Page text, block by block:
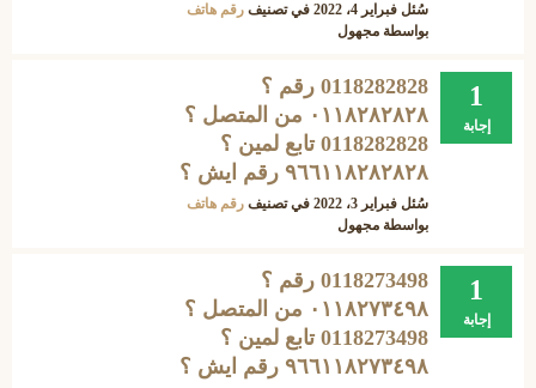
سُئل فبراير 4، 2022 في تصنيف رقم هاتف
بواسطة مجهول
1
إجابة
0118282828 رقم ؟
۰۱۱۸۲۸۲۸۲۸ من المتصل ؟
0118282828 تابع لمين ؟
۹٦٦۱۱۸۲۸۲۸۲۸ رقم ايش ؟
سُئل فبراير 3، 2022 في تصنيف رقم هاتف
بواسطة مجهول
1
إجابة
0118273498 رقم ؟
۰۱۱۸۲٧۳٤۹۸ من المتصل ؟
0118273498 تابع لمين ؟
۹٦٦۱۱۸۲٧۳٤۹۸ رقم ايش ؟